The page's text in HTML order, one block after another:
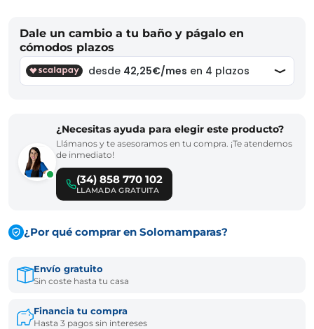
Dale un cambio a tu baño y págalo en
cómodos plazos
¿Necesitas ayuda para elegir este producto?
Llámanos y te asesoramos en tu compra. ¡Te atendemos
de inmediato!
(34) 858 770 102
LLAMADA GRATUITA
¿Por qué comprar en Solomamparas?
Envío gratuito
Sin coste hasta tu casa
Financia tu compra
Hasta 3 pagos sin intereses